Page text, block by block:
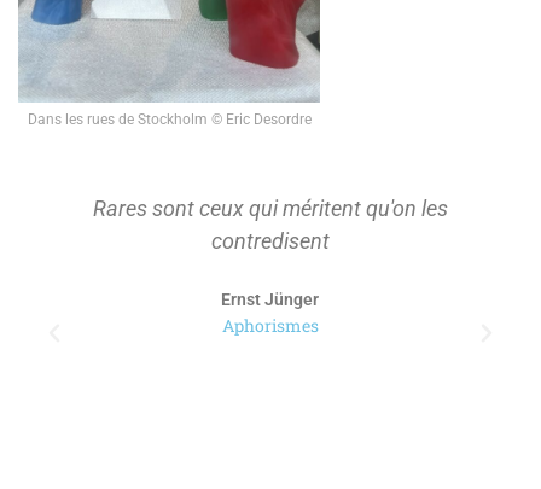
Dans les rues de Stockholm © Eric Desordre
Rares sont ceux qui méritent qu'on les
contredisent
Ernst Jünger
Aphorismes